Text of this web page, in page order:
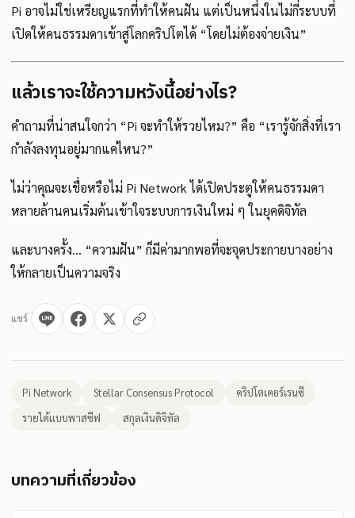
Pi อาจไม่ใช่เหรียญแรกที่ทำให้คนฝัน แต่เป็นหนึ่งในไม่กี่ระบบที่
เปิดให้คนธรรมดาเข้าสู่โลกคริปโตได้ “โดยไม่ต้องจ่ายเงิน”
แล้วเราจะใช้ความหวังนี้อย่างไร?
คำถามที่น่าสนใจกว่า “Pi จะทำให้รวยไหม?” คือ “เรารู้จักสิ่งที่เรา
กำลังลงทุนอยู่มากแค่ไหน?”
ไม่ว่าคุณจะเชื่อหรือไม่ Pi Network ได้เปิดประตูให้คนธรรมดา
หลายล้านคนเริ่มต้นเข้าใจระบบการเงินใหม่ ๆ ในยุคดิจิทัล
และบางครั้ง... “ความฝัน” ก็มีค่ามากพอที่จะจุดประกายบางอย่าง
ให้กลายเป็นความจริง
แชร์
Pi Network Stellar Consensus Protocol
คริปโตเคอร์เรนซี
รายได้แบบพาสซีฟ
สกุลเงินดิจิทัล
บทความที่เกี่ยวข้อง